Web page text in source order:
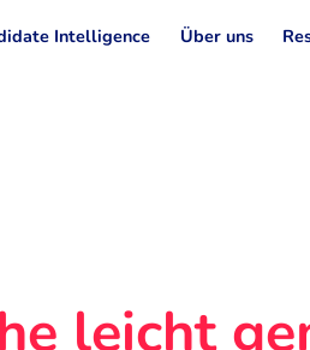
Intelligence Über uns
leicht